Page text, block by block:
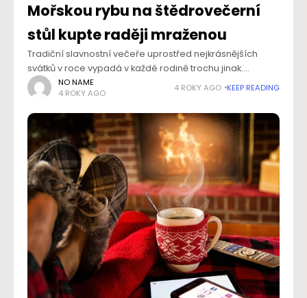
Mořskou rybu na štědrovečerní
stůl kupte raději mraženou
Tradiční slavnostní večeře uprostřed nejkrásnějších
svátků v roce vypadá v každé rodině trochu jinak.
Klasikou je obalovaný kapr a bramborový salát, často
ale sladkovodní rybu nahrazují ty mořské, například
losos.
NO NAME
4 ROKY AGO
4 ROKY AGO KEEP READING